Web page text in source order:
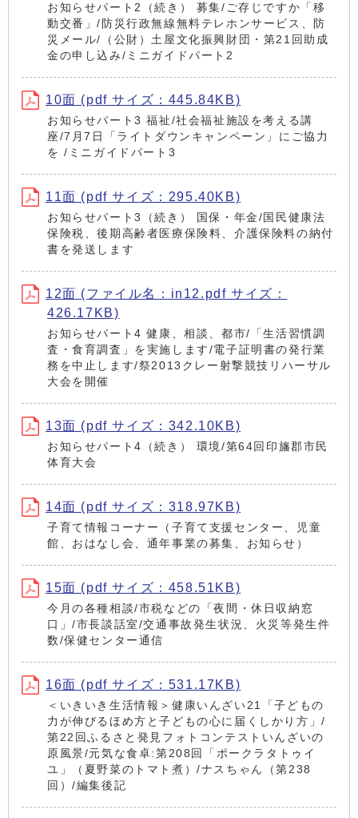
お知らせパート2（続き） 募集/ご存じですか「移
動交番」/防災行政無線無料テレホンサービス、防
災メール/（公財）土屋文化振興財団・第21回助成
金の申し込み/ミニガイドパート2
10面 (pdf サイズ：445.84KB)
お知らせパート3 福祉/社会福祉施設を考える講
座/7月7日「ライトダウンキャンペーン」にご協力
を /ミニガイドパート3
11面 (pdf サイズ：295.40KB)
お知らせパート3（続き） 国保・年金/国民健康法
保険税、後期高齢者医療保険料、介護保険料の納付
書を発送します
12面 (ファイル名：in12.pdf サイズ：
426.17KB)
お知らせパート4 健康、相談、都市/「生活習慣調
査・食育調査」を実施します/電子証明書の発行業
務を中止します/祭2013クレー射撃競技リハーサル
大会を開催
13面 (pdf サイズ：342.10KB)
お知らせパート4（続き） 環境/第64回印旛郡市民
体育大会
14面 (pdf サイズ：318.97KB)
子育て情報コーナー（子育て支援センター、児童
館、おはなし会、通年事業の募集、お知らせ）
15面 (pdf サイズ：458.51KB)
今月の各種相談/市税などの「夜間・休日収納窓
口」/市長談話室/交通事故発生状況、火災等発生件
数/保健センター通信
16面 (pdf サイズ：531.17KB)
＜いきいき生活情報＞健康いんざい21「子どもの
力が伸びるほめ方と子どもの心に届くしかり方」/
第22回ふるさと発見フォトコンテストいんざいの
原風景/元気な食卓:第208回「ポークラタトゥイ
ユ」（夏野菜のトマト煮）/ナスちゃん（第238
回）/編集後記